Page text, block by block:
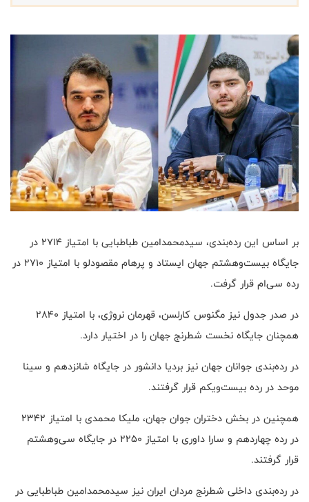
بر اساس این رده‌بندی، سیدمحمدامین طباطبایی با امتیاز ۲۷۱۴ در
جایگاه بیست‌وهشتم جهان ایستاد و پرهام مقصودلو با امتیاز ۲۷۱۰ در
رده سی‌ام قرار گرفت.
در صدر جدول نیز مگنوس کارلسن، قهرمان نروژی، با امتیاز ۲۸۴۰
همچنان جایگاه نخست شطرنج جهان را در اختیار دارد.
در رده‌بندی جوانان جهان نیز بردیا دانشور در جایگاه شانزدهم و سینا
موحد در رده بیست‌ویکم قرار گرفتند.
همچنین در بخش دختران جوان جهان، ملیکا محمدی با امتیاز ۲۳۴۲
در رده چهاردهم و سارا داوری با امتیاز ۲۲۵۰ در جایگاه سی‌وهشتم
قرار گرفتند.
در رده‌بندی داخلی شطرنج مردان ایران نیز سیدمحمدامین طباطبایی در